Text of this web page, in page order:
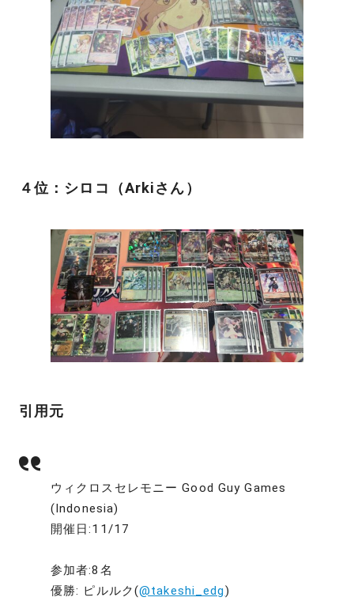
４位：シロコ（Arkiさん）
引用元
ウィクロスセレモニー Good Guy Games
(Indonesia)
開催日:11/17
参加者:8名
優勝: ピルルク(@takeshi_edg)